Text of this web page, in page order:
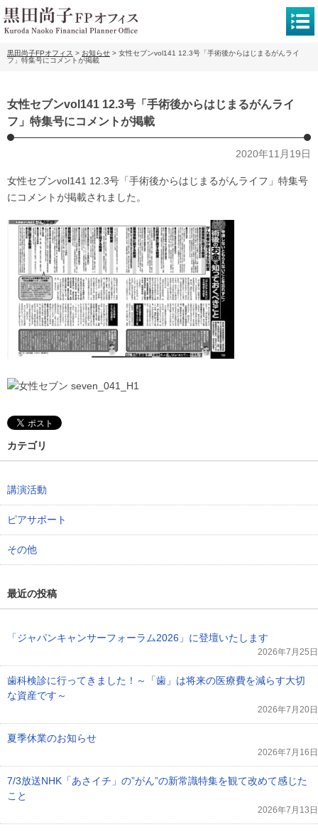
黒田尚子FPオフィス > お知らせ > 女性セブンvol141 12.3号「手術後からはじまるがんライ
フ」特集号にコメントが掲載
女性セブンvol141 12.3号「手術後からはじまるがんライ
フ」特集号にコメントが掲載
2020年11月19日
女性セブンvol141 12.3号「手術後からはじまるがんライフ」特集号
にコメントが掲載されました。
カテゴリ
講演活動
ピアサポート
その他
最近の投稿
「ジャパンキャンサーフォーラム2026」に登壇いたします
2026年7月25日
歯科検診に行ってきました！～「歯」は将来の医療費を減らす大切
な資産です～
2026年7月20日
夏季休業のお知らせ
2026年7月16日
7/3放送NHK「あさイチ」の”がん”の新常識特集を観て改めて感じた
こと
2026年7月13日